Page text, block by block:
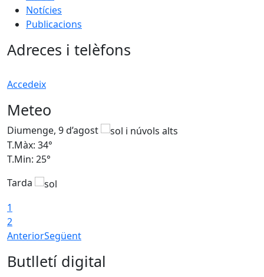
Notícies
Publicacions
Adreces i telèfons
Accedeix
Meteo
Diumenge, 9 d’agost
T.Màx: 34°
T.Min: 25°
Tarda
1
2
AnteriorSegüent
Butlletí digital